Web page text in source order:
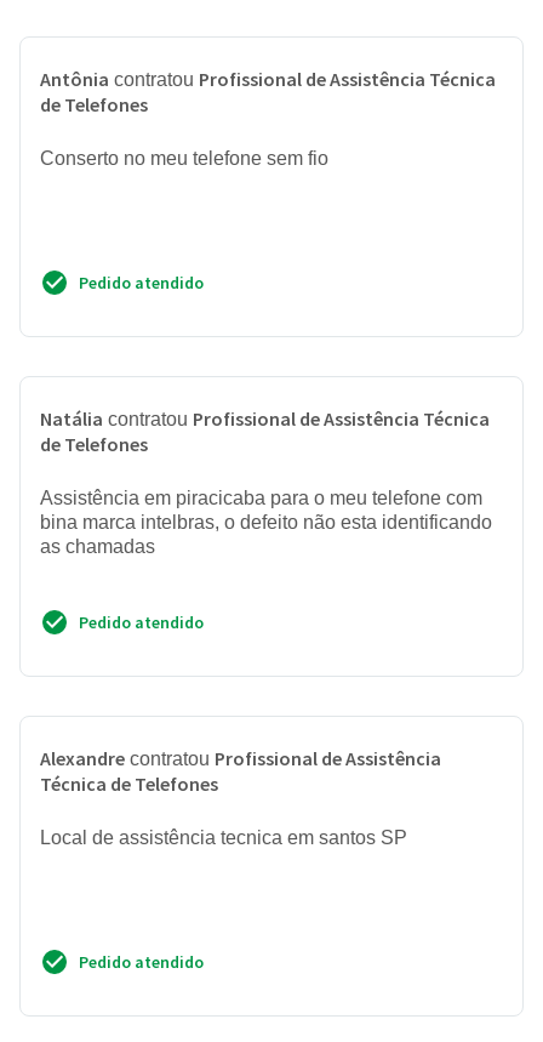
Antônia contratou Profissional de Assistência Técnica
de Telefones
Conserto no meu telefone sem fio
Pedido atendido
Natália contratou Profissional de Assistência Técnica
de Telefones
Assistência em piracicaba para o meu telefone com
bina marca intelbras, o defeito não esta identificando
as chamadas
Pedido atendido
Alexandre contratou Profissional de Assistência
Técnica de Telefones
Local de assistência tecnica em santos SP
Pedido atendido